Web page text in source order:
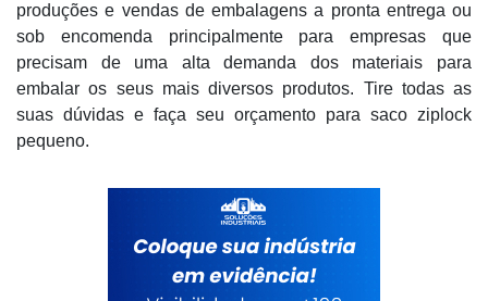
produções e vendas de embalagens a pronta entrega ou
sob encomenda principalmente para empresas que
precisam de uma alta demanda dos materiais para
embalar os seus mais diversos produtos. Tire todas as
suas dúvidas e faça seu orçamento para saco ziplock
pequeno.